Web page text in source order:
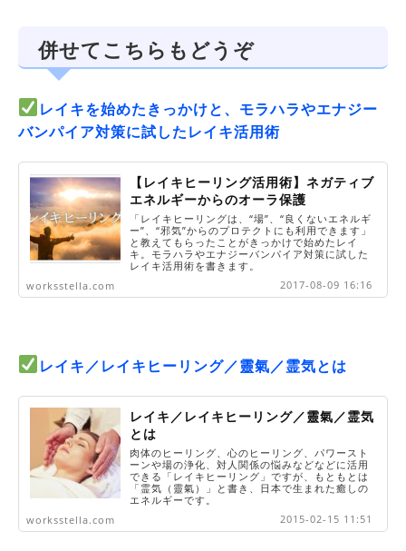
併せてこちらもどうぞ
レイキを始めたきっかけと、モラハラやエナジー
バンパイア対策に試したレイキ活用術
【レイキヒーリング活用術】ネガティブ
エネルギーからのオーラ保護
「レイキヒーリングは、“場”、“良くないエネルギ
ー”、“邪気”からのプロテクトにも利用できます」
と教えてもらったことがきっかけで始めたレイ
キ。モラハラやエナジーバンパイア対策に試した
レイキ活用術を書きます。
worksstella.com
2017-08-09 16:16
レイキ／レイキヒーリング／靈氣／霊気とは
レイキ／レイキヒーリング／靈氣／霊気
とは
肉体のヒーリング、心のヒーリング、パワースト
ーンや場の浄化、対人関係の悩みなどなどに活用
できる「レイキヒーリング」ですが、もともとは
「霊気（靈氣）」と書き、日本で生まれた癒しの
エネルギーです。
worksstella.com
2015-02-15 11:51